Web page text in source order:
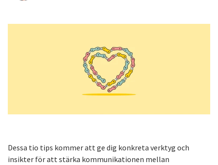
Dessa tio tips kommer att ge dig konkreta verktyg och
insikter för att stärka kommunikationen mellan